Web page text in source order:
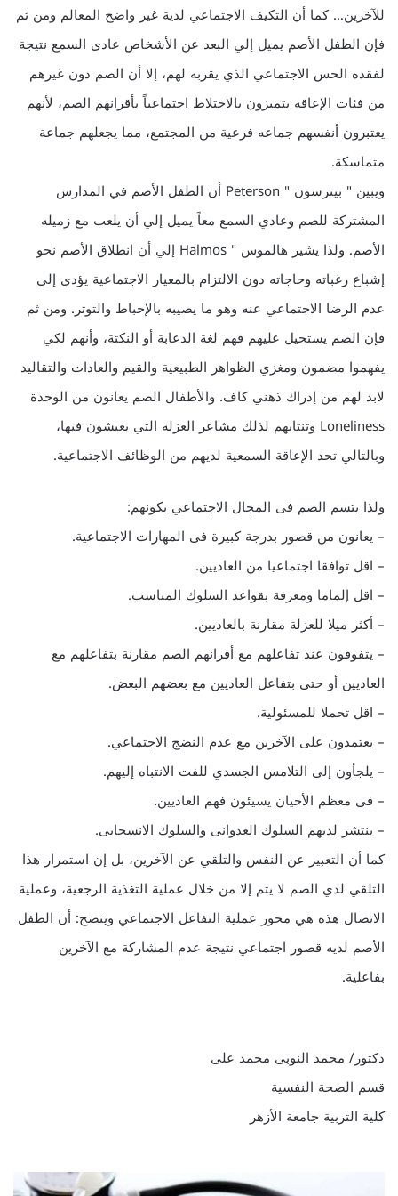
للآخرين… كما أن التكيف الاجتماعي لدية غير واضح المعالم ومن ثم
فإن الطفل الأصم يميل إلي البعد عن الأشخاص عادى السمع نتيجة
لفقده الحس الاجتماعي الذي يقربه لهم، إلا أن الصم دون غيرهم
من فئات الإعاقة يتميزون بالاختلاط اجتماعياً بأقرانهم الصم، لأنهم
يعتبرون أنفسهم جماعه فرعية من المجتمع، مما يجعلهم جماعة
متماسكة.
ويبين " بيترسون " Peterson أن الطفل الأصم في المدارس
المشتركة للصم وعادي السمع معاً يميل إلي أن يلعب مع زميله
الأصم. ولذا يشير هالموس " Halmos إلي أن انطلاق الأصم نحو
إشباع رغباته وحاجاته دون الالتزام بالمعيار الاجتماعية يؤدي إلي
عدم الرضا الاجتماعي عنه وهو ما يصيبه بالإحباط والتوتر. ومن ثم
فإن الصم يستحيل عليهم فهم لغة الدعابة أو النكتة، وأنهم لكي
يفهموا مضمون ومغزي الظواهر الطبيعية والقيم والعادات والتقاليد
لابد لهم من إدراك ذهني كاف. والأطفال الصم يعانون من الوحدة
Loneliness وتنتابهم لذلك مشاعر العزلة التي يعيشون فيها،
وبالتالي تحد الإعاقة السمعية لديهم من الوظائف الاجتماعية.
ولذا يتسم الصم فى المجال الاجتماعي بكونهم:
– يعانون من قصور بدرجة كبيرة فى المهارات الاجتماعية.
– اقل توافقا اجتماعيا من العاديين.
– اقل إلماما ومعرفة بقواعد السلوك المناسب.
– أكثر ميلا للعزلة مقارنة بالعاديين.
– يتفوقون عند تفاعلهم مع أقرانهم الصم مقارنة بتفاعلهم مع
العاديين أو حتى بتفاعل العاديين مع بعضهم البعض.
– اقل تحملا للمسئولية.
– يعتمدون على الآخرين مع عدم النضج الاجتماعي.
– يلجأون إلى التلامس الجسدي للفت الانتباه إليهم.
– فى معظم الأحيان يسيئون فهم العاديين.
– ينتشر لديهم السلوك العدوانى والسلوك الانسحابى.
كما أن التعبير عن النفس والتلقي عن الآخرين، بل إن استمرار هذا
التلقي لدي الصم لا يتم إلا من خلال عملية التغذية الرجعية، وعملية
الاتصال هذه هي محور عملية التفاعل الاجتماعي ويتضح: أن الطفل
الأصم لديه قصور اجتماعي نتيجة عدم المشاركة مع الآخرين
بفاعلية.
دكتور/ محمد النوبى محمد على
قسم الصحة النفسية
كلية التربية جامعة الأزهر